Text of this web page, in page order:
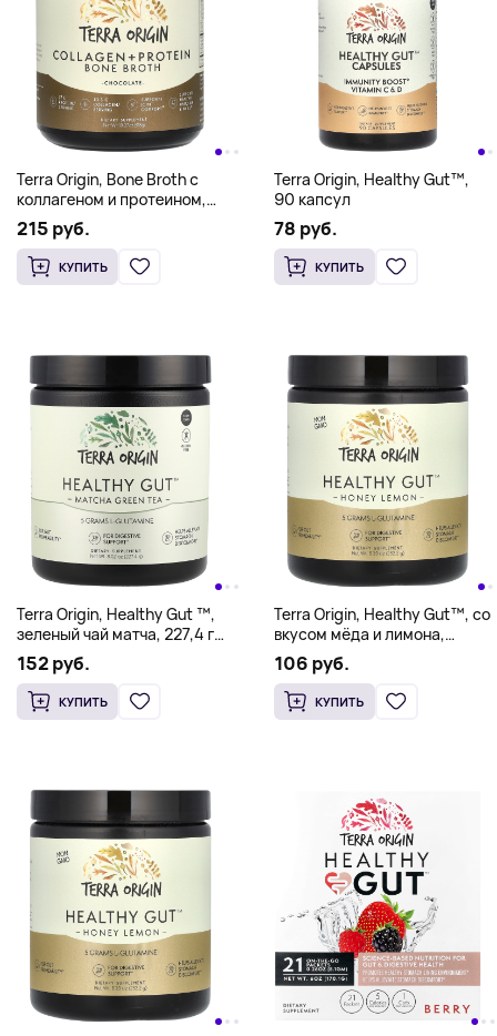
Terra Origin, Bone Broth с
коллагеном и протеином,
шоколад, 518 г (18,27 унции)
215 руб.
КУПИТЬ
Terra Origin, Healthy Gut™,
90 капсул
78 руб.
КУПИТЬ
Terra Origin, Healthy Gut ™,
зеленый чай матча, 227,4 г
(8,02 унции)
152 руб.
КУПИТЬ
Terra Origin, Healthy Gut™, со
вкусом мёда и лимона,
232,2 г (8,19 унции)
106 руб.
КУПИТЬ